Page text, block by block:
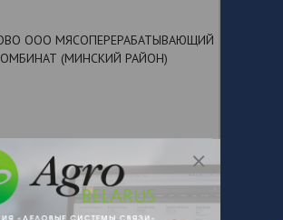
Показать телефоны